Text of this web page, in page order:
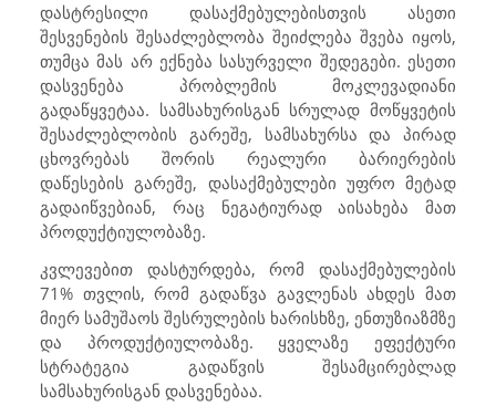
დასტრესილი დასაქმებულებისთვის ასეთი
შესვენების შესაძლებლობა შეიძლება შვება იყოს,
თუმცა მას არ ექნება სასურველი შედეგები. ესეთი
დასვენება პრობლემის მოკლევადიანი
გადაწყვეტაა. სამსახურისგან სრულად მოწყვეტის
შესაძლებლობის გარეშე, სამსახურსა და პირად
ცხოვრებას შორის რეალური ბარიერების
დაწესების გარეშე, დასაქმებულები უფრო მეტად
გადაიწვებიან, რაც ნეგატიურად აისახება მათ
პროდუქტიულობაზე.
კვლევებით დასტურდება, რომ დასაქმებულების
71% თვლის, რომ გადაწვა გავლენას ახდეს მათ
მიერ სამუშაოს შესრულების ხარისხზე, ენთუზიაზმზე
და პროდუქტიულობაზე. ყველაზე ეფექტური
სტრატეგია გადაწვის შესამცირებლად
სამსახურისგან დასვენებაა.